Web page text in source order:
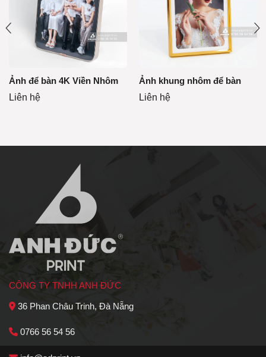
Ảnh để bàn 4K Viền Nhôm
Liên hệ
Ảnh khung nhôm để bàn
Liên hệ
CÔNG TY TNHH ANH ĐỨC
36 Phan Châu Trinh, Đà Nẵng
0766 56 54 56